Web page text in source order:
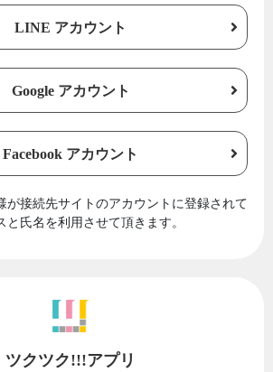
LINE アカウント
Google アカウント
Facebook アカウント
が接続先サイトのアカウントに登録されて
と氏名を利用させて頂きます。
ツクツク!!!アプリ